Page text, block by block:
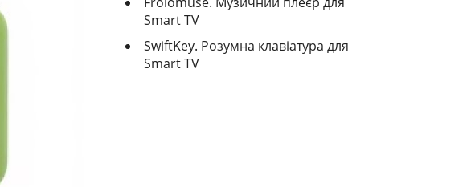
Smart TV
SwiftKey. Розумна клавіатура для
Smart TV